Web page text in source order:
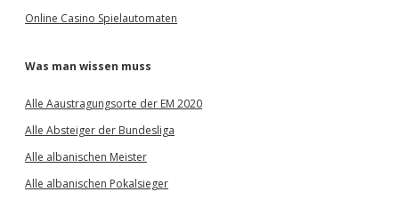
Online Casino Spielautomaten
Was man wissen muss
Alle Aaustragungsorte der EM 2020
Alle Absteiger der Bundesliga
Alle albanischen Meister
Alle albanischen Pokalsieger